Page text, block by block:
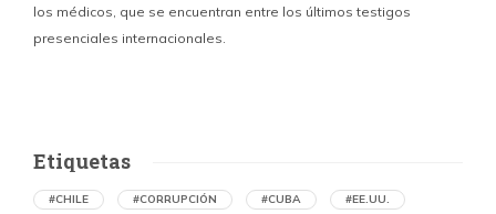
los médicos, que se encuentran entre los últimos testigos
presenciales internacionales.
Etiquetas
#CHILE #CORRUPCIÓN #CUBA #EE.UU.